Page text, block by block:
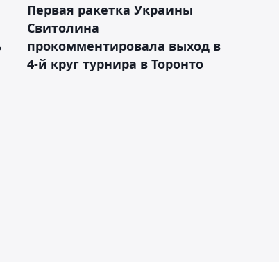
Первая ракетка Украины
Свитолина
прокомментировала выход в
4-й круг турнира в Торонто